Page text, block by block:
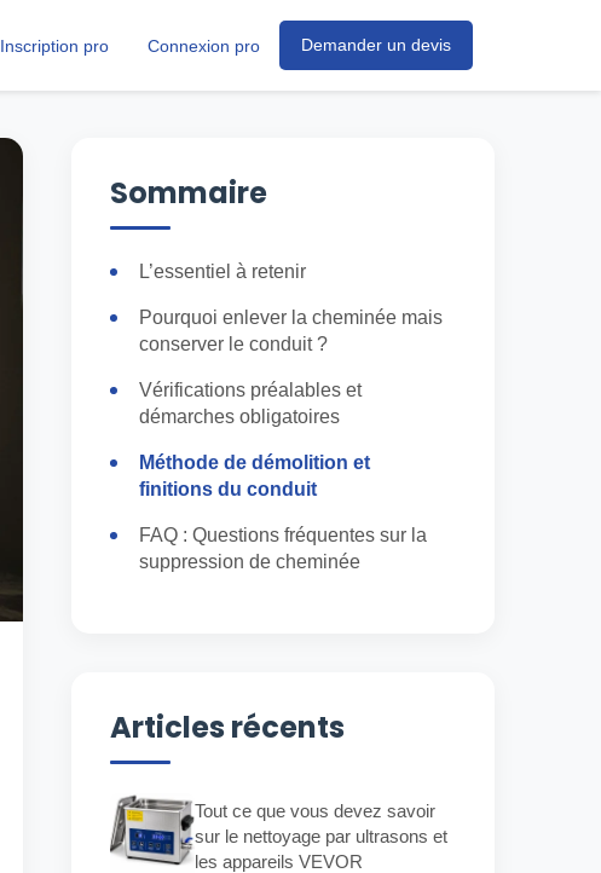
Inscription pro Connexion pro Demander un devis
Sommaire
L’essentiel à retenir
Pourquoi enlever la cheminée mais
conserver le conduit ?
Vérifications préalables et
démarches obligatoires
Méthode de démolition et
finitions du conduit
FAQ : Questions fréquentes sur la
suppression de cheminée
Articles récents
Tout ce que vous devez savoir
sur le nettoyage par ultrasons et
les appareils VEVOR